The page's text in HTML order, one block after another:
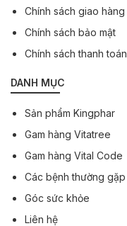
Chính sách giao hàng
Chính sách bảo mật
Chính sách thanh toán
DANH MỤC
Sản phẩm Kingphar
Gam hàng Vitatree
Gam hàng Vital Code
Các bệnh thường gặp
Góc sức khỏe
Liên hệ